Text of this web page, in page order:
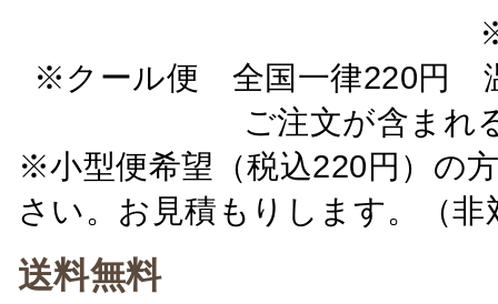
※クール便 全国一律220円
ご注文が含ま
※小型便希望（税込220円）の
さい。お見積もりします。（非
送料無料